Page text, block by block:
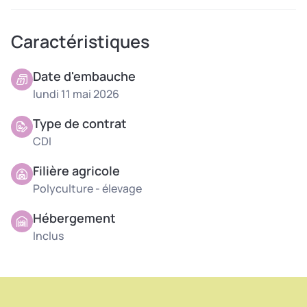
Logement possible sur place : chambres, douche,
Caractéristiques
Date d'embauche
lundi 11 mai 2026
Type de contrat
CDI
Filière agricole
Polyculture - élevage
Hébergement
Inclus